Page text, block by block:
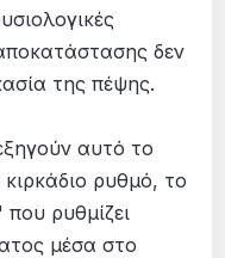
δεν
της πέψης.
αυτό το
κιρκάδιο ρυθμό, το
ρυθμίζει
μέσα στο